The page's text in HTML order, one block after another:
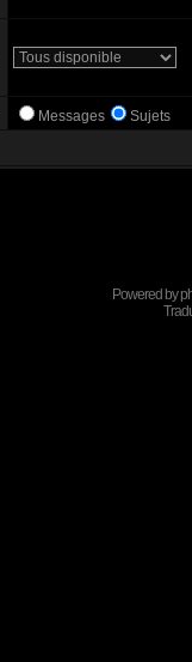
Messages Sujets
Powered by